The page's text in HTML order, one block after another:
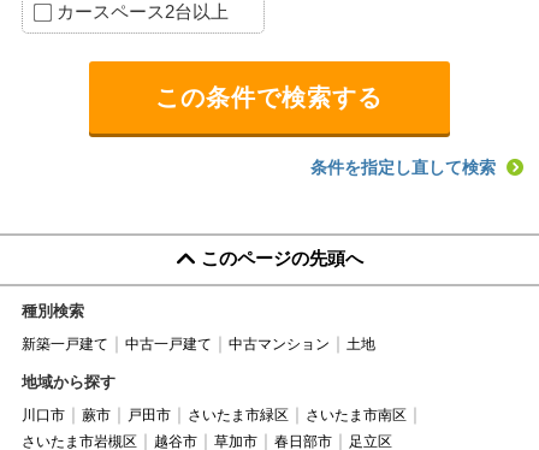
カースペース2台以上
条件を指定し直して検索
このページの先頭へ
種別検索
新築一戸建て 中古一戸建て 中古マンション 土地
地域から探す
川口市 蕨市 戸田市 さいたま市緑区
さいたま市南区
さいたま市岩槻区
越谷市 草加市 春日部市 足立区